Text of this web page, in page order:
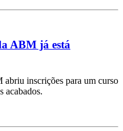
ABM já está
inscrições para um curso
acabados.